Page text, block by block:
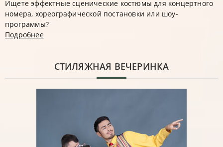
Ищете эффектные сценические костюмы для концертного
номера, хореографической постановки или шоу-
программы?
Подробнее
CТИЛЯЖНАЯ ВЕЧЕРИНКА